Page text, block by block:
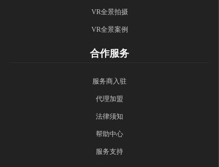
VR全景拍摄
VR全景案例
合作服务
服务商入驻
代理加盟
法律须知
帮助中心
服务支持